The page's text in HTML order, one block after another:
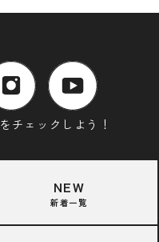
チェックしよう！
NEW
新着一覧